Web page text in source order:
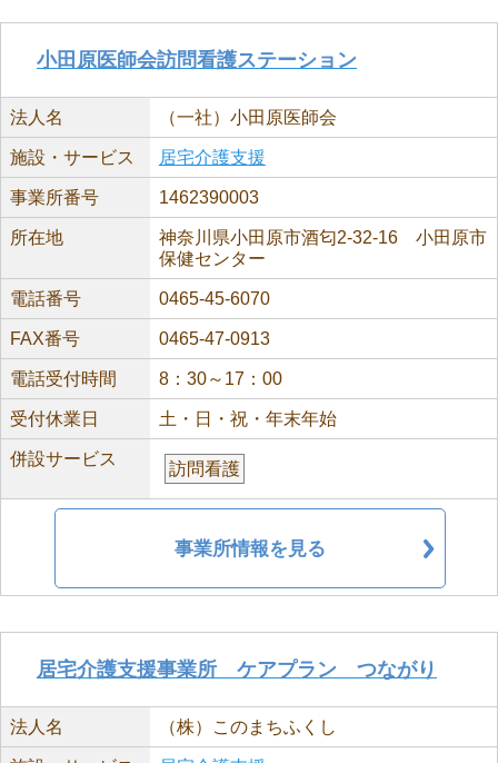
小田原医師会訪問看護ステーション
法人名 （一社）小田原医師会
施設・サービス 居宅介護支援
事業所番号 1462390003
所在地
神奈川県小田原市酒匂2-32-16 小田原市
保健センター
電話番号 0465-45-6070
FAX番号 0465-47-0913
電話受付時間 8：30～17：00
受付休業日 土・日・祝・年末年始
併設サービス
訪問看護
事業所情報を見る
居宅介護支援事業所 ケアプラン つながり
法人名 （株）このまちふくし